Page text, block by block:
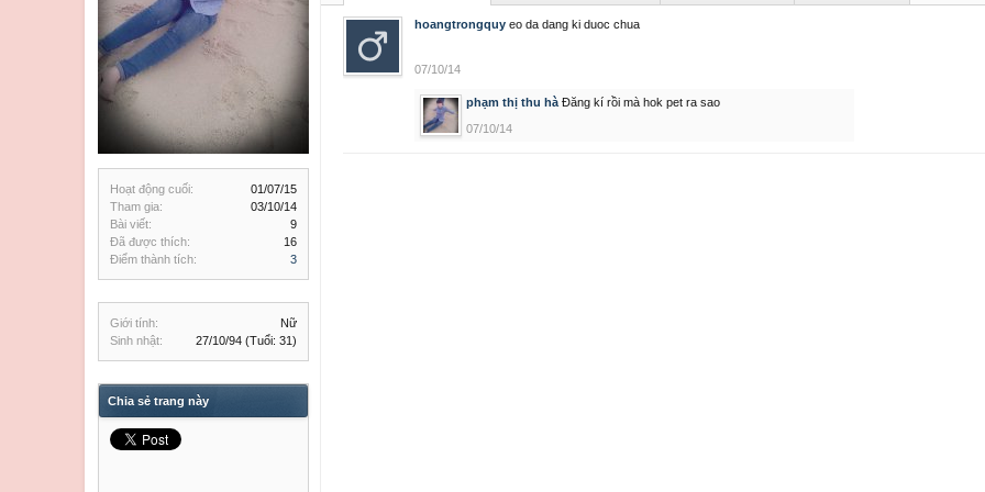
Hoạt động cuối:
01/07/15
Tham gia:
03/10/14
Bài viết:
9
Đã được thích:
16
Điểm thành tích:
3
Giới tính:
Nữ
Sinh nhật:
27/10/94 (Tuổi: 31)
Chia sẻ trang này
hoangtrongquy eo da dang ki duoc chua
07/10/14
phạm thị thu hà Đăng kí rồi mà hok pet ra sao
07/10/14